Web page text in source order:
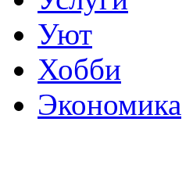
Уют
Хобби
Экономика